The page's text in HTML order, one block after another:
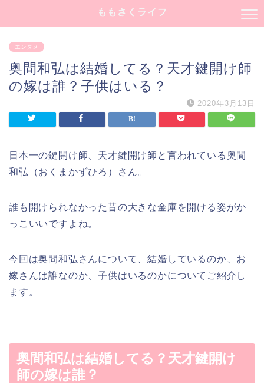
ももさくライフ
エンタメ
奥間和弘は結婚してる？天才鍵開け師
の嫁は誰？子供はいる？
2020年3月13日
日本一の鍵開け師、天才鍵開け師と言われている奥間
和弘（おくまかずひろ）さん。
誰も開けられなかった昔の大きな金庫を開ける姿がか
っこいいですよね。
今回は奥間和弘さんについて、結婚しているのか、お
嫁さんは誰なのか、子供はいるのかについてご紹介し
ます。
奥間和弘は結婚してる？天才鍵開け
師の嫁は誰？